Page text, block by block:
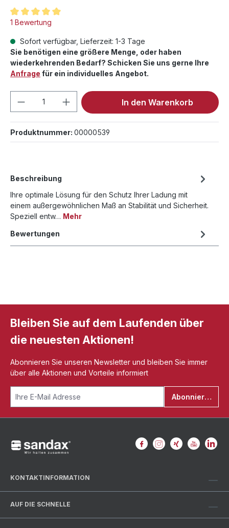
Durchschnittliche Bewertung von 5 von 5 Sternen
1 Bewertung
Sofort verfügbar, Lieferzeit: 1-3 Tage
Sie benötigen eine größere Menge, oder haben
wiederkehrenden Bedarf? Schicken Sie uns gerne Ihre
Anfrage für ein individuelles Angebot.
Produkt Anzahl: Gib denIn den Warenkorb
Produktnummer: 00000539
Beschreibung
Ihre optimale Lösung für den Schutz Ihrer Ladung mit
einem außergewöhnlichen Maß an Stabilität und Sicherheit.
Speziell entw… Mehr
Bewertungen
Bleiben Sie auf dem Laufenden über
die neuesten Aktionen!
Abonnieren Sie unseren Newsletter und bleiben Sie immer
über alle Aktionen und Vorteile informiert
Abonnieren
KONTAKTINFORMATION
AUF DIE SCHNELLE